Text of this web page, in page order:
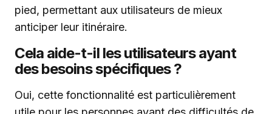
pied, permettant aux utilisateurs de mieux
anticiper leur itinéraire.
Cela aide-t-il les utilisateurs ayant
des besoins spécifiques ?
Oui, cette fonctionnalité est particulièrement